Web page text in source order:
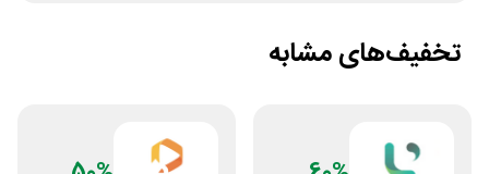
تخفیف‌های مشابه